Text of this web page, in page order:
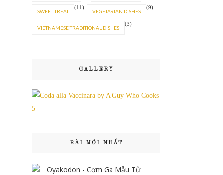
SWEET TREAT
(11)
VEGETARIAN DISHES
(9)
VIETNAMESE TRADITIONAL DISHES
(3)
GALLERY
BÀI MỚI NHẤT
Oyakodon - Cơm Gà Mẫu Tử